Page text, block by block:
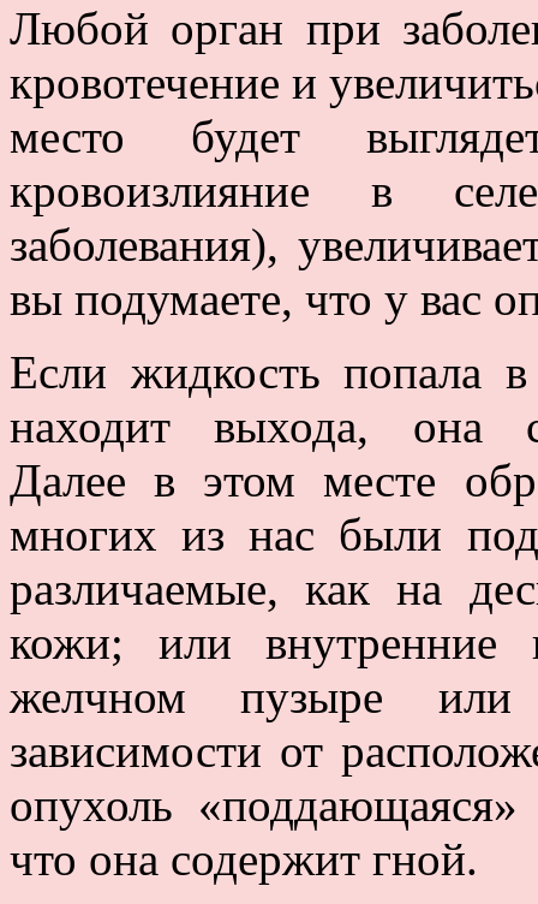
Любой орган при
кровотечение и
место будет
кровоизлияние в
заболевания),
вы подумаете, что у вас
Если жидкость попала
находит выхода, она
Далее в этом месте
многих из нас были
различаемые, как на
кожи; или
желчном пузыре
зависимости от
опухоль
что она содержит гной.